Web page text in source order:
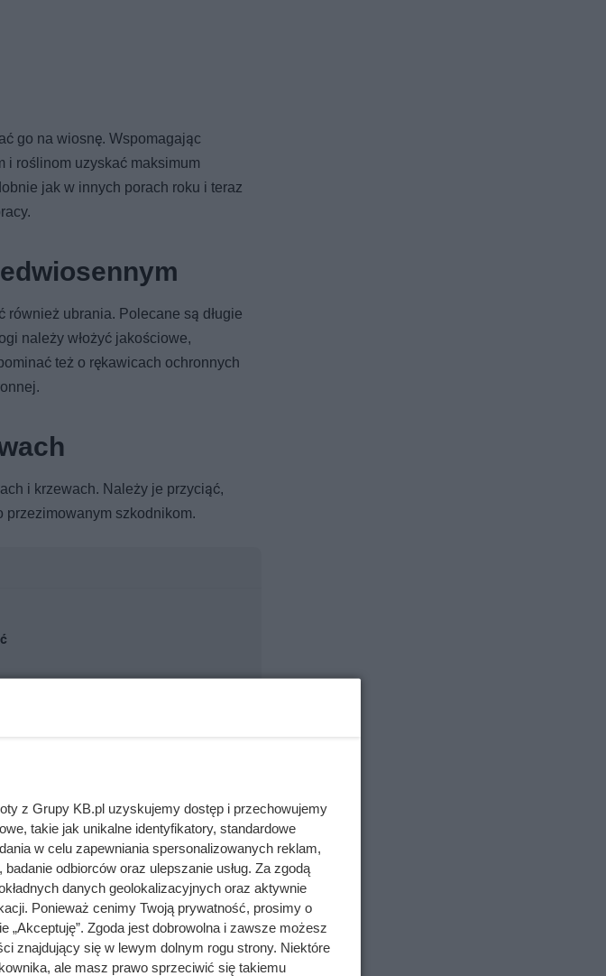
go na wiosnę. Wspomagając
i roślinom uzyskać maksimum
jak w innych porach roku i teraz
ubrania. Polecane są długie
należy włożyć jakościowe,
też o rękawicach ochronnych
i krzewach. Należy je przyciąć,
szkodnikom.
z Grupy KB.pl uzyskujemy dostęp i przechowujemy
takie jak unikalne identyfikatory, standardowe
w celu zapewniania spersonalizowanych reklam,
odbiorców oraz ulepszanie usług. Za zgodą
danych geolokalizacyjnych oraz aktywnie
Ponieważ cenimy Twoją prywatność, prosimy o
Zgoda jest dobrowolna i zawsze możesz
znajdujący się w lewym dolnym rogu strony. Niektóre
ale masz prawo sprzeciwić się takiemu